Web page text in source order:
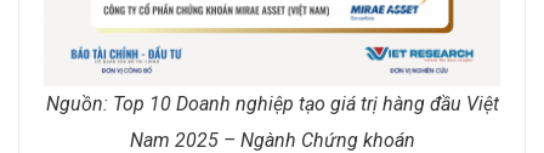
Nguồn: Top 10 Doanh nghiệp tạo giá trị hàng đầu Việt
Nam 2025 – Ngành Chứng khoán